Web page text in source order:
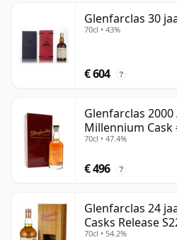
Glenfarclas 30
70cl • 43%
€ 604 ?
Glenfarclas
Millennium Cask
70cl • 47.4%
€ 496 ?
Glenfarclas 24
Casks Release
70cl • 54.2%